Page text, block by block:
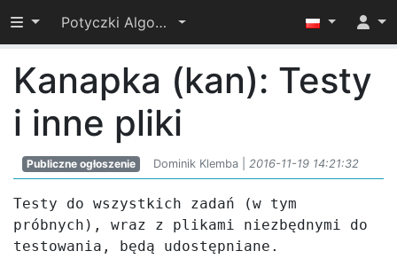
Przełącz widoczność menu
Potyczki Algorytmiczne 2016
Kanapka (kan): Testy
i inne pliki
Publiczne ogłoszenie Dominik Klemba | 2016-11-19 14:21:32
Testy do wszystkich zadań (w tym
próbnych), wraz z plikami niezbędnymi do
testowania, będą udostępniane.